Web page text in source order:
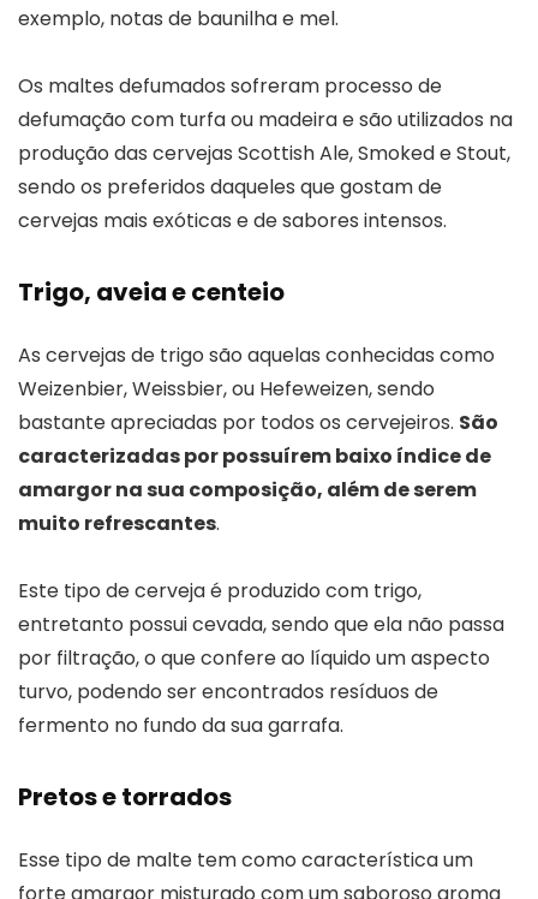
exemplo, notas de baunilha e mel.
Os maltes defumados sofreram processo de
defumação com turfa ou madeira e são utilizados na
produção das cervejas Scottish Ale, Smoked e Stout,
sendo os preferidos daqueles que gostam de
cervejas mais exóticas e de sabores intensos.
Trigo, aveia e centeio
As cervejas de trigo são aquelas conhecidas como
Weizenbier, Weissbier, ou Hefeweizen, sendo
bastante apreciadas por todos os cervejeiros. São
caracterizadas por possuírem baixo índice de
amargor na sua composição, além de serem
muito refrescantes.
Este tipo de cerveja é produzido com trigo,
entretanto possui cevada, sendo que ela não passa
por filtração, o que confere ao líquido um aspecto
turvo, podendo ser encontrados resíduos de
fermento no fundo da sua garrafa.
Pretos e torrados
Esse tipo de malte tem como característica um
forte amargor misturado com um saboroso aroma